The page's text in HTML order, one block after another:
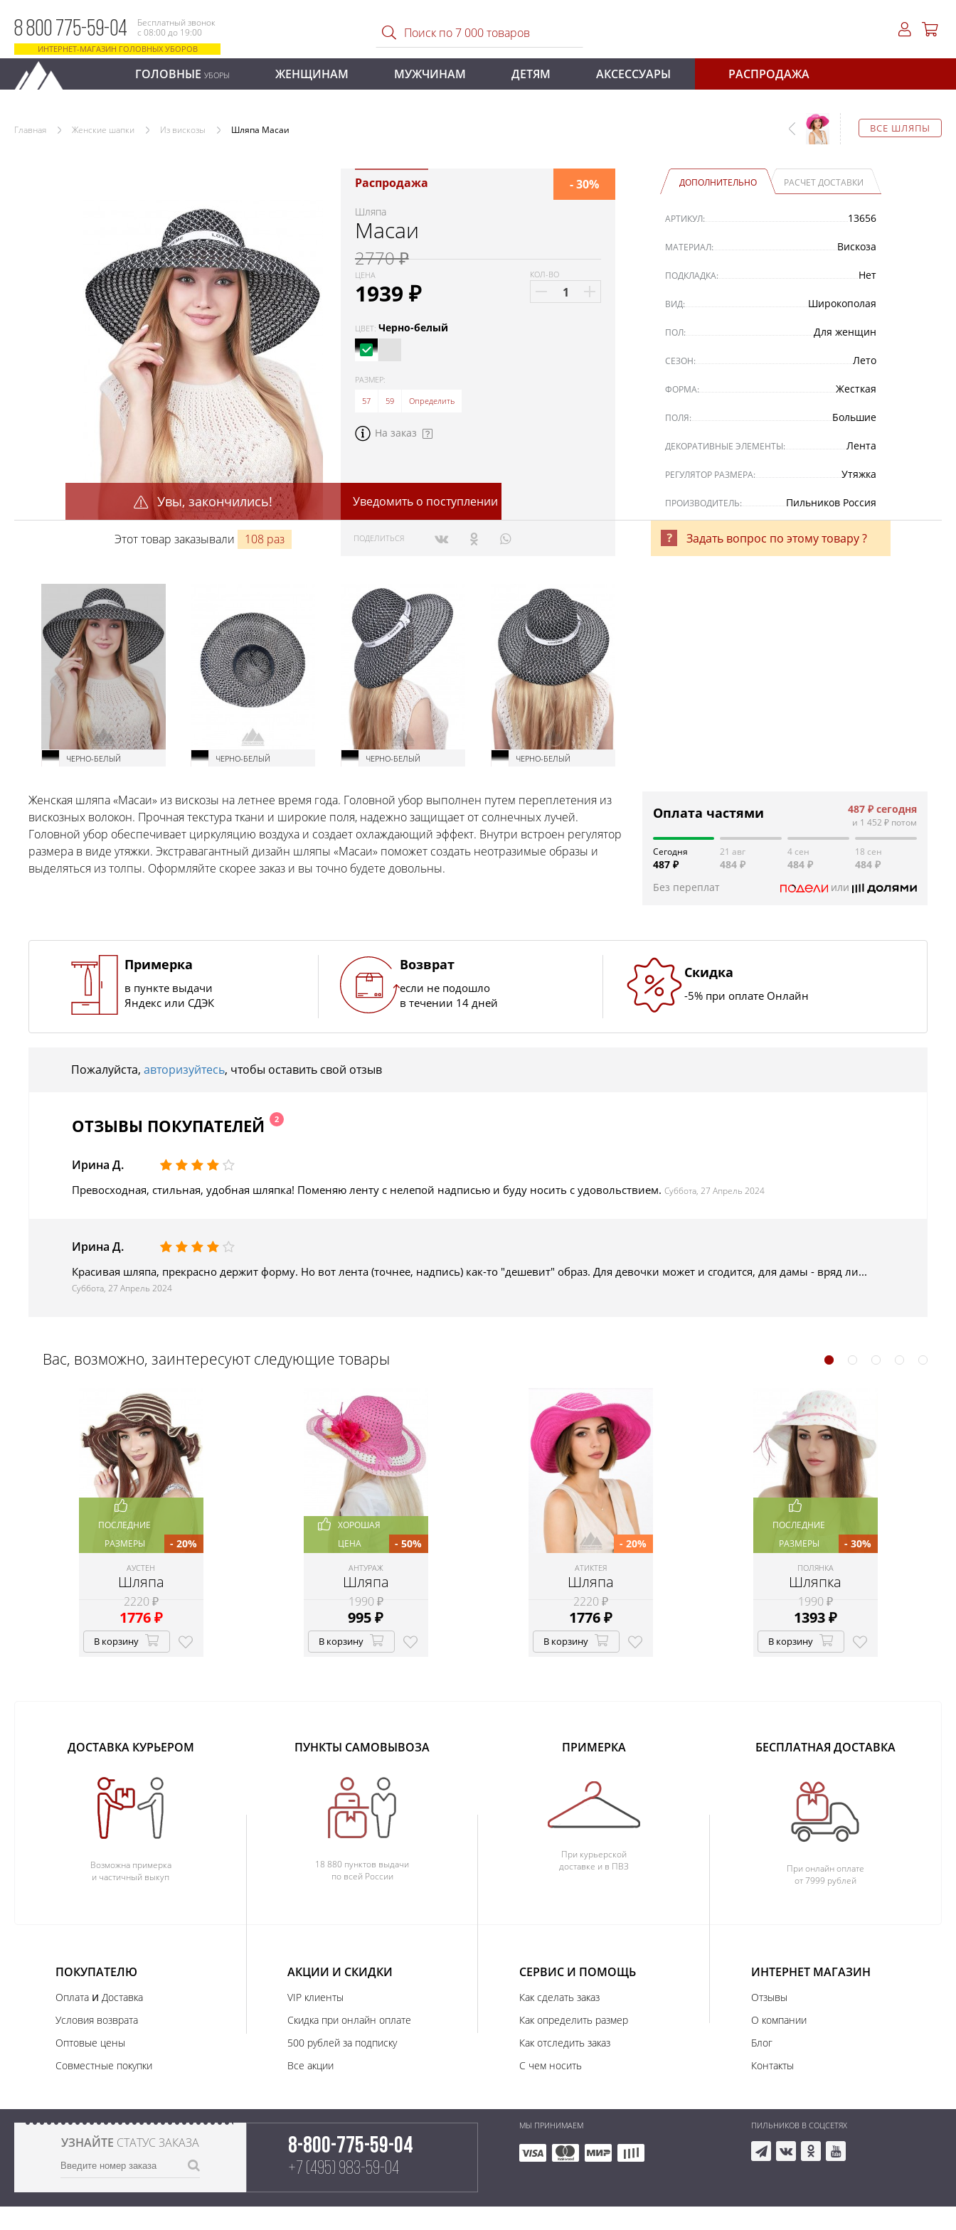
8 800 775-59-04
Бесплатный звонок
с 08:00 до 19:00
ИНТЕРНЕТ-МАГАЗИН ГОЛОВНЫХ УБОРОВ
ГОЛОВНЫЕ УБОРЫ ЖЕНЩИНАМ МУЖЧИНАМ ДЕТЯМ АКСЕССУАРЫ РАСПРОДАЖА
ВСЕ ШЛЯПЫ
Главная Женские шапки Из вискозы Шляпа Масаи
Увы, закончились!
Распродажа
Шляпа
Масаи
2770 ₽
ЦЕНА
1939 ₽
- 30%
КОЛ-ВО
ЦВЕТ: Черно-белый
РАЗМЕР:
57
59 Определить
На заказ
Уведомить о поступлении
ПОДЕЛИТЬСЯ
ДОПОЛНИТЕЛЬНО РАСЧЕТ ДОСТАВКИ
АРТИКУЛ: 13656
МАТЕРИАЛ: Вискоза
ПОДКЛАДКА: Нет
ВИД: Широкополая
ПОЛ: Для женщин
СЕЗОН: Лето
ФОРМА: Жесткая
ПОЛЯ: Большие
ДЕКОРАТИВНЫЕ ЭЛЕМЕНТЫ: Лента
РЕГУЛЯТОР РАЗМЕРА: Утяжка
ПРОИЗВОДИТЕЛЬ: Пильников Россия
Этот товар заказывали 108 раз Задать вопрос по этому товару ?
ЧЕРНО-БЕЛЫЙ ЧЕРНО-БЕЛЫЙ ЧЕРНО-БЕЛЫЙ ЧЕРНО-БЕЛЫЙ
Женская шляпа «Масаи» из вискозы на летнее время года. Головной убор выполнен путем переплетения из
вискозных волокон. Прочная текстура ткани и широкие поля, надежно защищает от солнечных лучей.
Головной убор обеспечивает циркуляцию воздуха и создает охлаждающий эффект. Внутри встроен регулятор
размера в виде утяжки. Экстравагантный дизайн шляпы «Масаи» поможет создать неотразимые образы и
выделяться из толпы. Оформляйте скорее заказ и вы точно будете довольны.
Оплата частями 487 ₽сегодня
и 1 452 ₽потом
Сегодня
487 ₽
21 авг
484 ₽
4 сен
484 ₽
18 сен
484 ₽
Без переплат
или
Примерка
в пункте выдачи
Яндекс или СДЭК
Возврат
если не подошло
в течении 14 дней
Скидка
-5% при оплате Онлайн
Пожалуйста, авторизуйтесь, чтобы оставить свой отзыв
ОТЗЫВЫ ПОКУПАТЕЛЕЙ 2
Ирина Д.
Превосходная, стильная, удобная шляпка! Поменяю ленту с нелепой надписью и буду носить с удовольствием. Суббота, 27 Апрель 2024
Ирина Д.
Красивая шляпа, прекрасно держит форму. Но вот лента (точнее, надпись) как-то "дешевит" образ. Для девочки может и сгодится, для дамы - вряд ли...
Суббота, 27 Апрель 2024
Вас, возможно, заинтересуют следующие товары
ПОСЛЕДНИЕ
РАЗМЕРЫ
АУСТЕН
Шляпа
2220 ₽
1776₽
- 20%
В корзину
ХОРОШАЯ
ЦЕНА
АНТУРАЖ
Шляпа
1990 ₽
995₽
- 50%
В корзину
АТИКТЕЯ
Шляпа
2220 ₽
1776₽
- 20%
В корзину
ПОСЛЕДНИЕ
РАЗМЕРЫ
ПОЛЯНКА
Шляпка
1990 ₽
1393₽
- 30%
В корзину
ДОСТАВКА КУРЬЕРОМ
Возможна примерка
и частичный выкуп
ПУНКТЫ САМОВЫВОЗА
18 880 пунктов выдачи
по всей России
ПРИМЕРКА
При курьерской
доставке и в ПВЗ
БЕСПЛАТНАЯ ДОСТАВКА
При онлайн оплате
от 7999 рублей
ПОКУПАТЕЛЮ
Оплата и Доставка
Условия возврата
Оптовые цены
Совместные покупки
АКЦИИ И СКИДКИ
VIP клиенты
Скидка при онлайн оплате
500 рублей за подписку
Все акции
СЕРВИС И ПОМОЩЬ
Как сделать заказ
Как определить размер
Как отследить заказ
С чем носить
ИНТЕРНЕТ МАГАЗИН
Отзывы
О компании
Блог
Контакты
УЗНАЙТЕ СТАТУС ЗАКАЗА 8-800-775-59-04
+7 (495) 983-59-04
МЫ ПРИНИМАЕМ ПИЛЬНИКОВ В СОЦСЕТЯХ